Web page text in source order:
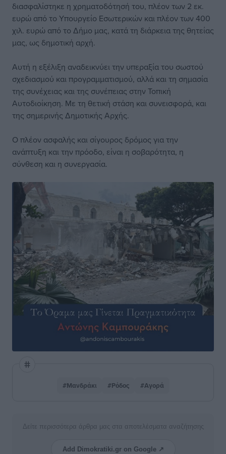
διασφαλίστηκε η χρηματοδότησή του, πλέον των 2 εκ.
ευρώ από το Υπουργείο Εσωτερικών και πλέον των 400
χιλ. ευρώ από το Δήμο μας, κατά τη διάρκεια της θητείας
μας, ως δημοτική αρχή.
Αυτή η εξέλιξη αναδεικνύει την υπεραξία του σωστού
σχεδιασμού και προγραμματισμού, αλλά και τη σημασία
της συνέχειας και της συνέπειας στην Τοπική
Αυτοδιοίκηση. Με τη θετική στάση και συνεισφορά, και
της σημερινής Δημοτικής Αρχής.
Ο πλέον ασφαλής και σίγουρος δρόμος για την
ανάπτυξη και την πρόοδο, είναι η σοβαρότητα, η
σύνθεση και η συνεργασία.
#Μανδράκι #Ρόδος #Αγορά
Δείτε περισσότερα άρθρα μας στα αποτελέσματα αναζήτησης
Add Dimokratiki.gr on Google ↗